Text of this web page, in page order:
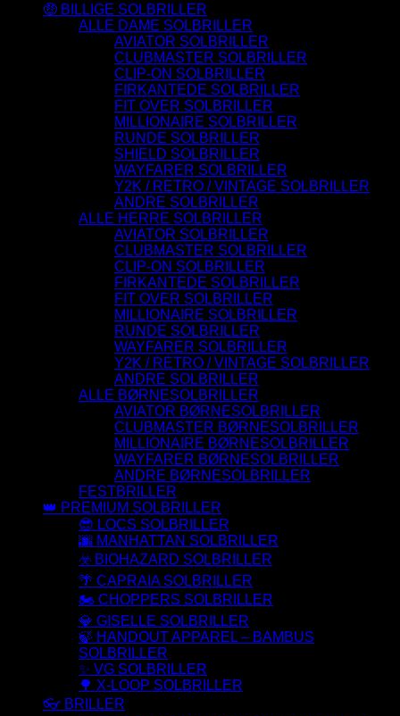
🤑 BILLIGE SOLBRILLER
ALLE DAME SOLBRILLER
AVIATOR SOLBRILLER
CLUBMASTER SOLBRILLER
CLIP-ON SOLBRILLER
FIRKANTEDE SOLBRILLER
FIT OVER SOLBRILLER
MILLIONAIRE SOLBRILLER
RUNDE SOLBRILLER
SHIELD SOLBRILLER
WAYFARER SOLBRILLER
Y2K / RETRO / VINTAGE SOLBRILLER
ANDRE SOLBRILLER
ALLE HERRE SOLBRILLER
AVIATOR SOLBRILLER
CLUBMASTER SOLBRILLER
CLIP-ON SOLBRILLER
FIRKANTEDE SOLBRILLER
FIT OVER SOLBRILLER
MILLIONAIRE SOLBRILLER
RUNDE SOLBRILLER
WAYFARER SOLBRILLER
Y2K / RETRO / VINTAGE SOLBRILLER
ANDRE SOLBRILLER
ALLE BØRNESOLBRILLER
AVIATOR BØRNESOLBRILLER
CLUBMASTER BØRNESOLBRILLER
MILLIONAIRE BØRNESOLBRILLER
WAYFARER BØRNESOLBRILLER
ANDRE BØRNESOLBRILLER
FESTBRILLER
👑 PREMIUM SOLBRILLER
😎 LOCS SOLBRILLER
🌆 MANHATTAN SOLBRILLER
☣️ BIOHAZARD SOLBRILLER
🌴 CAPRAIA SOLBRILLER
🏍️ CHOPPERS SOLBRILLER
💎 GISELLE SOLBRILLER
🍃 HANDOUT APPAREL – BAMBUS
SOLBRILLER
✨ VG SOLBRILLER
🌳 X-LOOP SOLBRILLER
👓 BRILLER